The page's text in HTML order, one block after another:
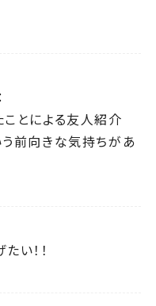
ことによる友人紹介
前向きな気持ちがあ
い！！